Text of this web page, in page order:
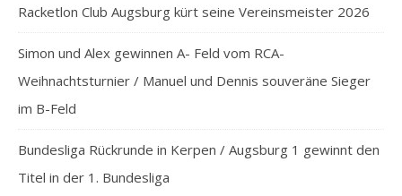
Racketlon Club Augsburg kürt seine Vereinsmeister 2026
Simon und Alex gewinnen A- Feld vom RCA-
Weihnachtsturnier / Manuel und Dennis souveräne Sieger
im B-Feld
Bundesliga Rückrunde in Kerpen / Augsburg 1 gewinnt den
Titel in der 1. Bundesliga